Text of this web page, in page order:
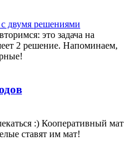
это задача на
2 решение. Напоминаем,
:) Кооперативный мат
ставят им мат!